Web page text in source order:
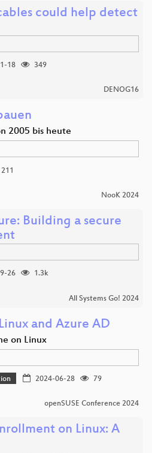
could help detect
18
349
DENOG16
2005 bis heute
211
NooK 2024
Building a secure
26
1.3k
All Systems Go! 2024
and Azure AD
on Linux
2024-06-28
79
openSUSE Conference 2024
on Linux: A